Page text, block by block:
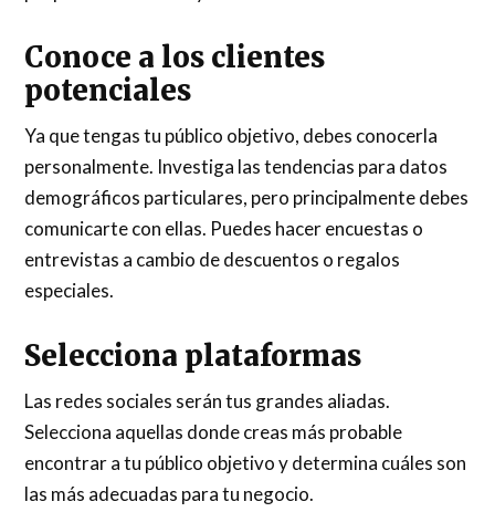
Conoce a los clientes
potenciales
Ya que tengas tu público objetivo, debes conocerla
personalmente. Investiga las tendencias para datos
demográficos particulares, pero principalmente debes
comunicarte con ellas. Puedes hacer encuestas o
entrevistas a cambio de descuentos o regalos
especiales.
Selecciona plataformas
Las redes sociales serán tus grandes aliadas.
Selecciona aquellas donde creas más probable
encontrar a tu público objetivo y determina cuáles son
las más adecuadas para tu negocio.